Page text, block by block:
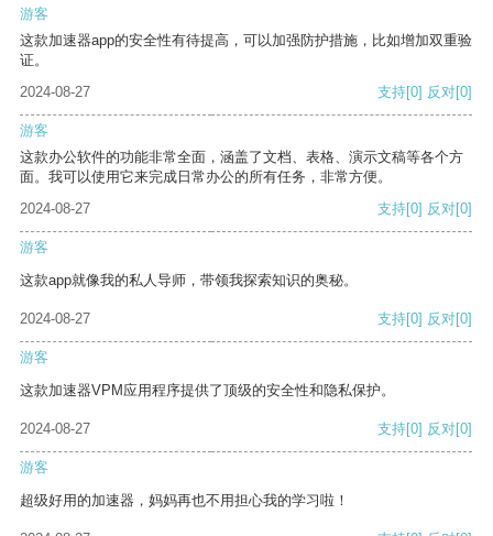
游客
这款加速器app的安全性有待提高，可以加强防护措施，比如增加双重验
证。
2024-08-27
支持[0] 反对[0]
游客
这款办公软件的功能非常全面，涵盖了文档、表格、演示文稿等各个方
面。我可以使用它来完成日常办公的所有任务，非常方便。
2024-08-27
支持[0] 反对[0]
游客
这款app就像我的私人导师，带领我探索知识的奥秘。
2024-08-27 支持[0] 反对[0]
游客
这款加速器VPM应用程序提供了顶级的安全性和隐私保护。
2024-08-27 支持[0] 反对[0]
游客
超级好用的加速器，妈妈再也不用担心我的学习啦！